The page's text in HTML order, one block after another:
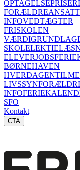
OPTAGELSEPRISER
FORÆLDRE
INFOVEDTÆGTER
FRISKOLEN
VÆRDIGRUNDLAG
SKOLE
ELEVERJOBS
BØRNEHAVEN
HVERDAGEN
LIVSSYN
INFO
SFO
Kontakt
CTA